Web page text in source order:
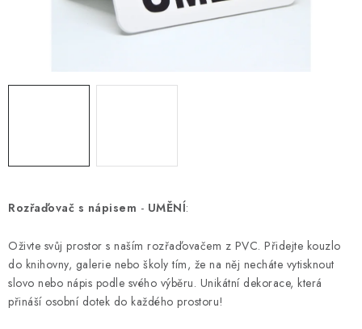
Podmínky vrácení peněz
Nepřebraná dobírka
Rozřaďovač s nápisem - UMĚNÍ:
Oživte svůj prostor s naším rozřaďovačem z PVC. Přidejte kouzlo
do knihovny, galerie nebo školy tím, že na něj necháte vytisknout
slovo nebo nápis podle svého výběru. Unikátní dekorace, která
přináší osobní dotek do každého prostoru!